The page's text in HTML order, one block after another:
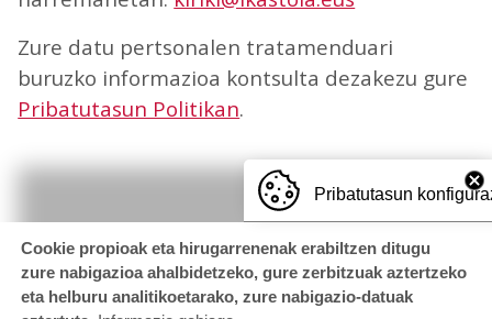
Zure datu pertsonalen tratamenduari
buruzko informazioa kontsulta dezakezu gure
Pribatutasun Politikan.
Pribatutasun
Cookie propioak eta hirugarrenenak erabiltzen ditugu
zure nabigazioa ahalbidetzeko, gure zerbitzuak aztertzeko
eta helburu analitikoetarako, zure nabigazio-datuak